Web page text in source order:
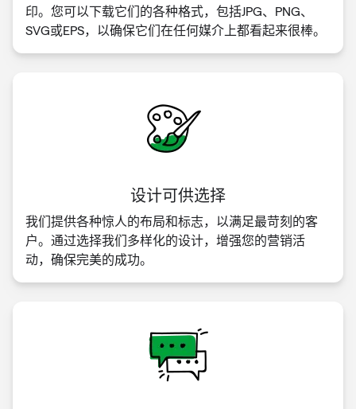
印。您可以下载它们的各种格式，包括JPG、PNG、
SVG或EPS，以确保它们在任何媒介上都看起来很棒。
设计可供选择
我们提供各种惊人的布局和标志，以满足最苛刻的客
户。通过选择我们多样化的设计，增强您的营销活
动，确保完美的成功。